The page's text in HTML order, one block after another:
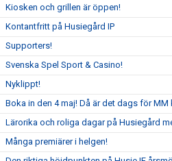
Kiosken och grillen är öppen!
Kontantfritt på Husiegård IP
Supporters!
Svenska Spel Sport & Casino!
Nyklippt!
Boka in den 4 maj! Då är det dags för MM
Lärorika och roliga dagar på Husiegård
Många premiärer i helgen!